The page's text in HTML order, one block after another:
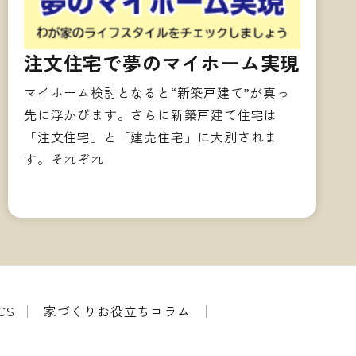
注文住宅で夢のマイホーム実現
マイホーム検討となると“新築戸建て”が真っ
先に浮かびます。さらに新築戸建て住宅は
「注文住宅」と「建売住宅」に大別されま
す。それぞれ
家づくりお役立ちコラム